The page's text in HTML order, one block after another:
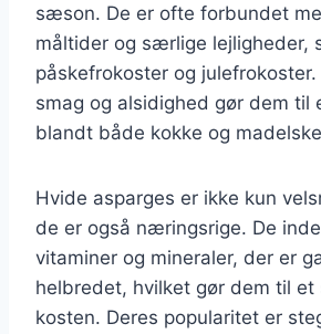
sæson. De er ofte forbundet
måltider og særlige lejligheder,
påskefrokoster og
smag og alsidighed gør dem til
blandt både kokke og
Hvide asparges er ikke kun
de er også næringsrige. De
vitaminer og mineraler, der er
helbredet, hvilket gør dem til et
kosten. Deres popularitet er